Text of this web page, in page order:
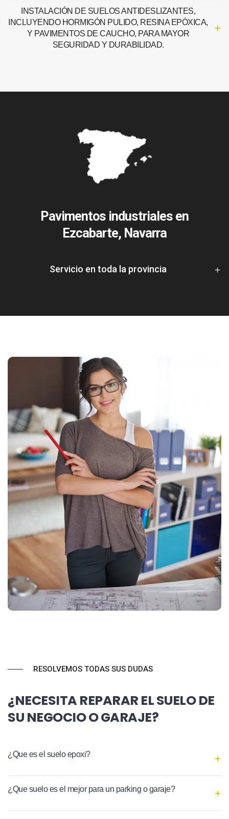
INSTALACIÓN DE SUELOS ANTIDESLIZANTES,
INCLUYENDO HORMIGÓN PULIDO, RESINA EPÓXICA,
Y PAVIMENTOS DE CAUCHO, PARA MAYOR
SEGURIDAD Y DURABILIDAD.
Pavimentos industriales en
Ezcabarte, Navarra
Servicio en toda la provincia
RESOLVEMOS TODAS SUS DUDAS
¿NECESITA REPARAR EL SUELO DE
SU NEGOCIO O GARAJE?
¿Que es el suelo epoxi?
¿Que suelo es el mejor para un parking o garaje?